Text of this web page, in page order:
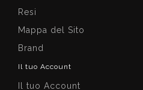
Resi
Mappa del Sito
Brand
Il tuo Account
Il tuo Account